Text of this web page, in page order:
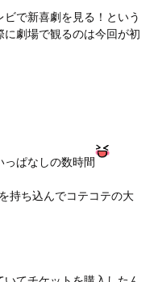
で新喜劇を見る！という
に劇場で観るのは今回が初
ぱなしの数時間
持ち込んでコテコテの大